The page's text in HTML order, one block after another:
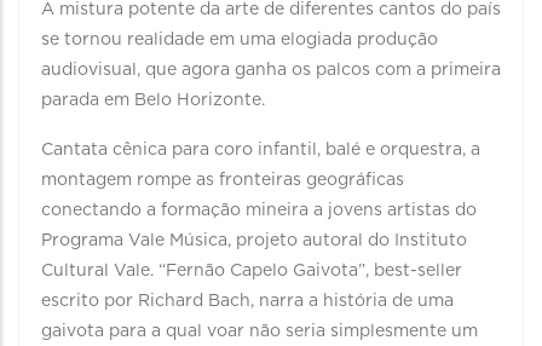
A mistura potente da arte de diferentes cantos do país
se tornou realidade em uma elogiada produção
audiovisual, que agora ganha os palcos com a primeira
parada em Belo Horizonte.
Cantata cênica para coro infantil, balé e orquestra, a
montagem rompe as fronteiras geográficas
conectando a formação mineira a jovens artistas do
Programa Vale Música, projeto autoral do Instituto
Cultural Vale. “Fernão Capelo Gaivota”, best-seller
escrito por Richard Bach, narra a história de uma
gaivota para a qual voar não seria simplesmente um